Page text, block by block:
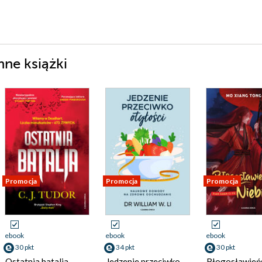
książki
Promocja
ebook
30 pkt
Promocja
ebook
34 pkt
Promocja
ebook
30 pkt